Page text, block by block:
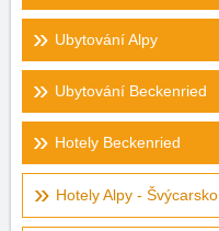
Ubytování Alpy
Ubytování Beckenried
Hotely Beckenried
Hotely Alpy - Švýcarsko